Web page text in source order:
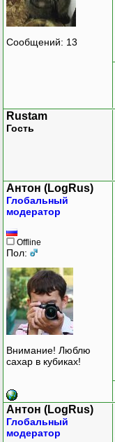
Сообщений: 13
Rustam
Гость
Антон (LogRus)
Глобальный
модератор
Offline
Пол:
Внимание! Люблю
сахар в кубиках!
Антон (LogRus)
Глобальный
модератор